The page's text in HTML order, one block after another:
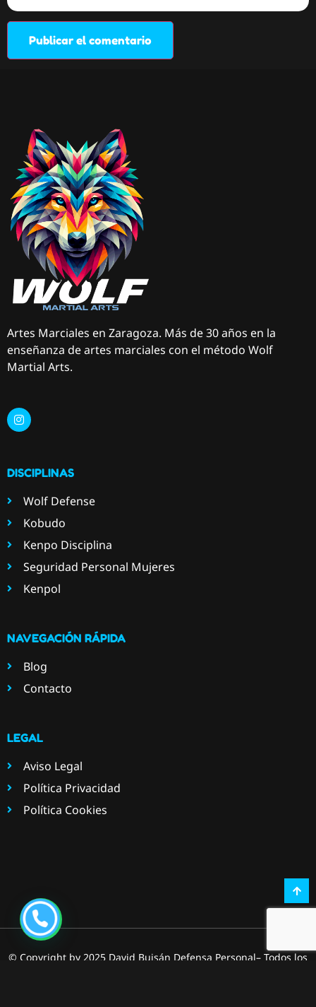
Artes Marciales en Zaragoza. Más de 30 años en la
enseñanza de artes marciales con el método Wolf
Martial Arts.
DISCIPLINAS
Wolf Defense
Kobudo
Kenpo Disciplina
Seguridad Personal Mujeres
Kenpol
NAVEGACIÓN RÁPIDA
Blog
Contacto
LEGAL
Aviso Legal
Política Privacidad
Política Cookies
© Copyright by 2025 David Buisán Defensa Personal– Todos los